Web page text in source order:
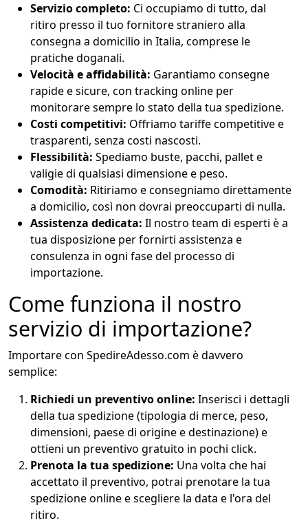
Servizio completo: Ci occupiamo di tutto, dal
ritiro presso il tuo fornitore straniero alla
consegna a domicilio in Italia, comprese le
pratiche doganali.
Velocità e affidabilità: Garantiamo consegne
rapide e sicure, con tracking online per
monitorare sempre lo stato della tua spedizione.
Costi competitivi: Offriamo tariffe competitive e
trasparenti, senza costi nascosti.
Flessibilità: Spediamo buste, pacchi, pallet e
valigie di qualsiasi dimensione e peso.
Comodità: Ritiriamo e consegniamo direttamente
a domicilio, così non dovrai preoccuparti di nulla.
Assistenza dedicata: Il nostro team di esperti è a
tua disposizione per fornirti assistenza e
consulenza in ogni fase del processo di
importazione.
Come funziona il nostro
servizio di importazione?
Importare con SpedireAdesso.com è davvero
semplice:
Richiedi un preventivo online: Inserisci i dettagli
della tua spedizione (tipologia di merce, peso,
dimensioni, paese di origine e destinazione) e
ottieni un preventivo gratuito in pochi click.
Prenota la tua spedizione: Una volta che hai
accettato il preventivo, potrai prenotare la tua
spedizione online e scegliere la data e l'ora del
ritiro.